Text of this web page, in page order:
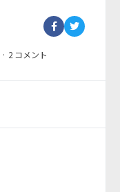
· 2 コメント